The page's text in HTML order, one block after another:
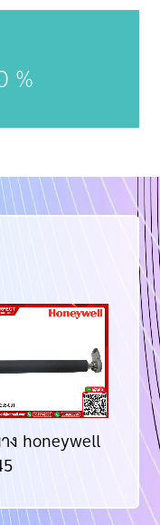
%
ง honeywell
หั